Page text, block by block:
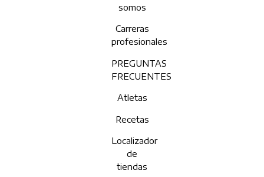
somos
Carreras
profesionales
PREGUNTAS
FRECUENTES
Atletas
Recetas
Localizador
de
tiendas